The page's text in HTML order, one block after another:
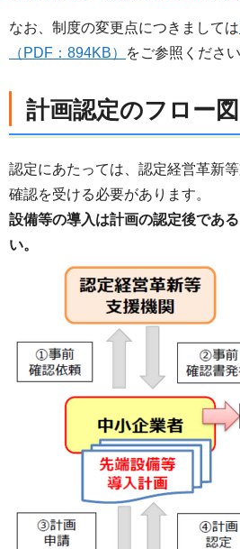
なお、制度の変更点につきましては
（PDF：894KB）
をご参照ください
計画認定のフロー図
認定にあたっては、認定経営革新
確認を受ける必要があります。
設備等の導入は計画の認定後であ
い。